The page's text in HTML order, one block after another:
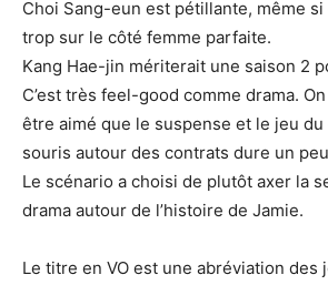
Choi Sang-eun est pétillante, même
trop sur le côté femme parfaite.
Kang Hae-jin mériterait une saison 2
C’est très feel-good comme drama.
être aimé que le suspense et le jeu du
souris autour des contrats dure un
Le scénario a choisi de plutôt axer la
drama autour de l’histoire de Jamie.
Le titre en VO est une abréviation des